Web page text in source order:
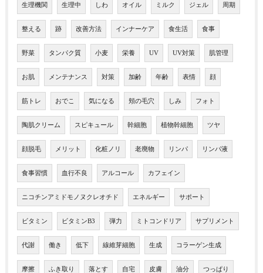
生理機関 生理中 しわ オイル ミルク ジェル 周期
整える 跡 改善方法 インナーケア 食生活 食事
野菜 タンパク質 小麦 栄養 UV UV対策 肌管理
お肌 メンテナンス 対策 加齢 年齢 表情 顔
筋トレ おでこ 気になる 頬の毛穴 しみ フォト
陶肌クリーム スピキュール 幹細胞 植物幹細胞 ツヤ
顔脱毛 メリット 化粧ノリ 老廃物 リンパ リンパ液
食事習慣 血行不良 アルコール カフェイン
ニコチンアミドモノヌクレオチド エネルギー サポート
ビタミン ビタミンB3 弾力 ミトコンドリア サプリメント
代謝 働き 低下 線維芽細胞 生成 コラーゲン生成
摩擦 ふき取り 落とす 自宅 皮膚 油分 つっぱり